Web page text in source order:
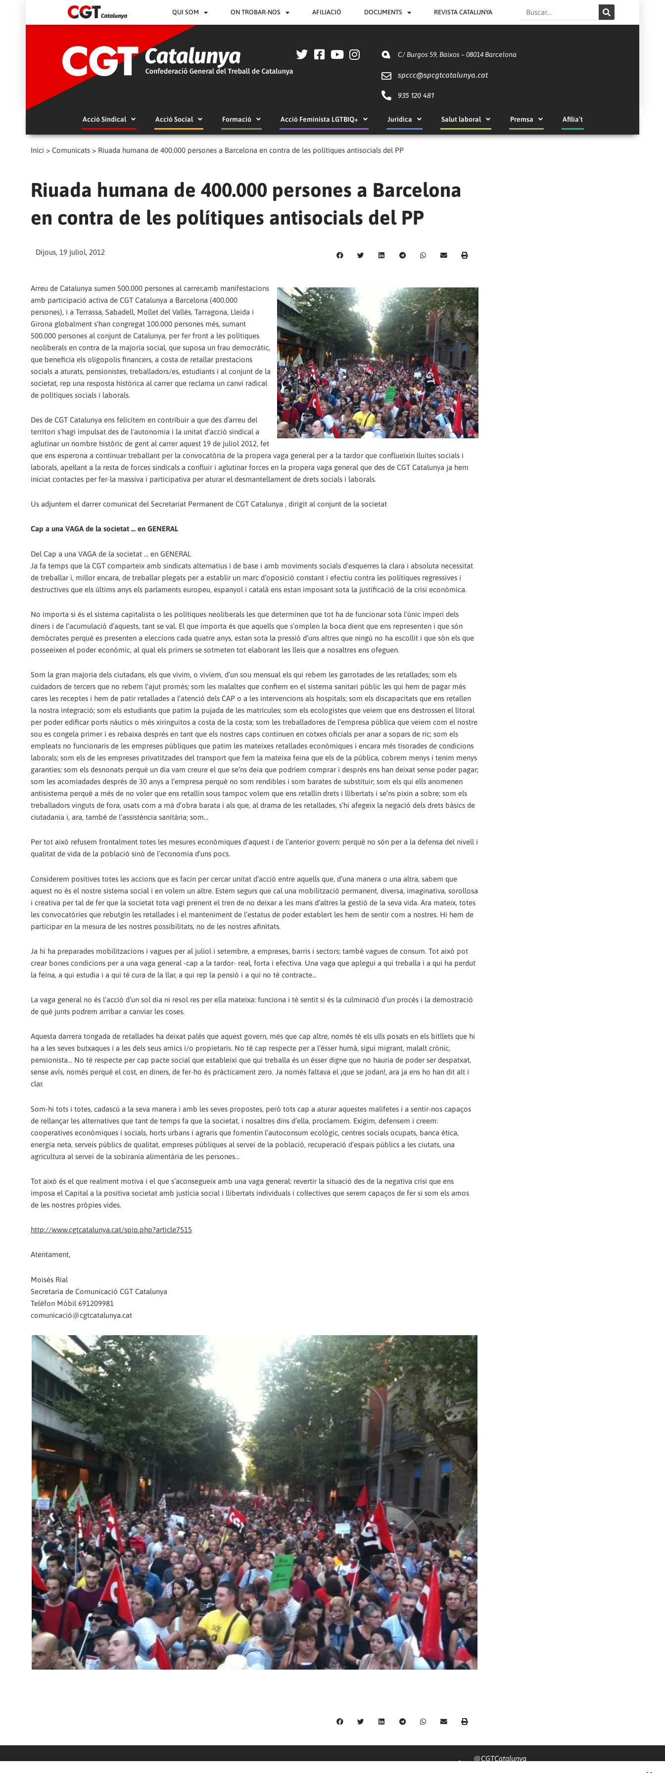
QUI SOM ON TROBAR-NOS AFILIACIÓ DOCUMENTS REVISTA CATALUNYA Search
C/ Burgos 59, Baixos – 08014 Barcelona
spccc@spcgtcatalunya.cat
935 120 481
Acció Sindical Acció Social Formació Acció Feminista LGTBIQ+ Jurídica Salut laboral Premsa Afilia’t
Inici > Comunicats > Riuada humana de 400.000 persones a Barcelona en contra de les polítiques antisocials del PP
Riuada humana de 400.000 persones a Barcelona
en contra de les polítiques antisocials del PP
Dijous, 19 juliol, 2012
Arreu de Catalunya sumen 500.000 persones al carrer,amb manifestacions
amb participació activa de CGT Catalunya a Barcelona (400.000
persones), i a Terrassa, Sabadell, Mollet del Vallès, Tarragona, Lleida i
Girona globalment s'han congregat 100.000 persones més, sumant
500.000 persones al conjunt de Catalunya, per fer front a les polítiques
neoliberals en contra de la majoria social, que suposa un frau democràtic,
que beneficia els oligopolis financers, a costa de retallar prestacions
socials a aturats, pensionistes, treballadors/es, estudiants i al conjunt de la
societat, rep una resposta històrica al carrer que reclama un canvi radical
de polítiques socials i laborals.
Des de CGT Catalunya ens felicitem en contribuir a que des d´arreu del
territori s'hagi impulsat des de l'autonomia i la unitat d'acció sindical a
aglutinar un nombre històric de gent al carrer aquest 19 de juliol 2012, fet
que ens esperona a continuar treballant per la convocatòria de la propera vaga general per a la tardor que conflueixin lluites socials i
laborals, apel·lant a la resta de forces sindicals a confluir i aglutinar forces en la propera vaga general que des de CGT Catalunya ja hem
iniciat contactes per fer-la massiva i participativa per aturar el desmantellament de drets socials i laborals.
Us adjuntem el darrer comunicat del Secretariat Permanent de CGT Catalunya , dirigit al conjunt de la societat
Cap a una VAGA de la societat ... en GENERAL
Del Cap a una VAGA de la societat ... en GENERAL
Ja fa temps que la CGT comparteix amb sindicats alternatius i de base i amb moviments socials d’esquerres la clara i absoluta necessitat
de treballar i, millor encara, de treballar plegats per a establir un marc d’oposició constant i efectiu contra les polítiques regressives i
destructives que els últims anys els parlaments europeu, espanyol i català ens estan imposant sota la justificació de la crisi econòmica.
No importa si és el sistema capitalista o les polítiques neoliberals les que determinen que tot ha de funcionar sota l’únic imperi dels
diners i de l’acumulació d’aquests, tant se val. El que importa és que aquells que s’omplen la boca dient que ens representen i que són
demòcrates perquè es presenten a eleccions cada quatre anys, estan sota la pressió d’uns altres que ningú no ha escollit i que són els que
posseeixen el poder econòmic, al qual els primers se sotmeten tot elaborant les lleis que a nosaltres ens ofeguen.
Som la gran majoria dels ciutadans, els que vivim, o vivíem, d’un sou mensual els qui rebem les garrotades de les retallades; som els
cuidadors de tercers que no rebem l’ajut promès; som les malaltes que confiem en el sistema sanitari públic les qui hem de pagar més
cares les receptes i hem de patir retallades a l’atenció dels CAP o a les intervencions als hospitals; som els discapacitats que ens retallen
la nostra integració; som els estudiants que patim la pujada de les matrícules; som els ecologistes que veiem que ens destrossen el litoral
per poder edificar ports nàutics o més xiringuitos a costa de la costa; som les treballadores de l’empresa pública que veiem com el nostre
sou es congela primer i es rebaixa després en tant que els nostres caps continuen en cotxes oficials per anar a sopars de ric; som els
empleats no funcionaris de les empreses públiques que patim les mateixes retallades econòmiques i encara més tisorades de condicions
laborals; som els de les empreses privatitzades del transport que fem la mateixa feina que els de la pública, cobrem menys i tenim menys
garanties; som els desnonats perquè un dia vam creure el que se’ns deia que podríem comprar i després ens han deixat sense poder pagar;
som les acomiadades després de 30 anys a l’empresa perquè no som rendibles i som barates de substituir; som els qui ells anomenen
antisistema perquè a més de no voler que ens retallin sous tampoc volem que ens retallin drets i llibertats i se’ns pixin a sobre; som els
treballadors vinguts de fora, usats com a mà d’obra barata i als que, al drama de les retallades, s’hi afegeix la negació dels drets bàsics de
ciutadania i, ara, també de l’assistència sanitària; som...
Per tot això refusem frontalment totes les mesures econòmiques d’aquest i de l’anterior govern: perquè no són per a la defensa del nivell i
qualitat de vida de la població sinó de l’economia d’uns pocs.
Considerem positives totes les accions que es facin per cercar unitat d’acció entre aquells que, d’una manera o una altra, sabem que
aquest no és el nostre sistema social i en volem un altre. Estem segurs que cal una mobilització permanent, diversa, imaginativa, sorollosa
i creativa per tal de fer que la societat tota vagi prenent el tren de no deixar a les mans d’altres la gestió de la seva vida. Ara mateix, totes
les convocatòries que rebutgin les retallades i el manteniment de l’estatus de poder establert les hem de sentir com a nostres. Hi hem de
participar en la mesura de les nostres possibilitats, no de les nostres afinitats.
Ja hi ha preparades mobilitzacions i vagues per al juliol i setembre, a empreses, barris i sectors; també vagues de consum. Tot això pot
crear bones condicions per a una vaga general -cap a la tardor- real, forta i efectiva. Una vaga que aplegui a qui treballa i a qui ha perdut
la feina, a qui estudia i a qui té cura de la llar, a qui rep la pensió i a qui no té contracte...
La vaga general no és l’acció d’un sol dia ni resol res per ella mateixa: funciona i té sentit si és la culminació d’un procés i la demostració
de què junts podrem arribar a canviar les coses.
Aquesta darrera tongada de retallades ha deixat palès que aquest govern, més que cap altre, només té els ulls posats en els bitllets que hi
ha a les seves butxaques i a les dels seus amics i/o propietaris. No té cap respecte per a l’ésser humà, sigui migrant, malalt crònic,
pensionista... No té respecte per cap pacte social que estableixi que qui treballa és un ésser digne que no hauria de poder ser despatxat,
sense avís, només perquè el cost, en diners, de fer-ho és pràcticament zero. Ja només faltava el ¡que se jodan!, ara ja ens ho han dit alt i
clar.
Som-hi tots i totes, cadascú a la seva manera i amb les seves propostes, però tots cap a aturar aquestes malifetes i a sentir-nos capaços
de rellançar les alternatives que tant de temps fa que la societat, i nosaltres dins d’ella, proclamem. Exigim, defensem i creem:
cooperatives econòmiques i socials, horts urbans i agraris que fomentin l’autoconsum ecològic, centres socials ocupats, banca ètica,
energia neta, serveis públics de qualitat, empreses públiques al servei de la població, recuperació d’espais públics a les ciutats, una
agricultura al servei de la sobirania alimentària de les persones...
Tot això és el que realment motiva i el que s’aconsegueix amb una vaga general: revertir la situació des de la negativa crisi que ens
imposa el Capital a la positiva societat amb justícia social i llibertats individuals i col·lectives que serem capaços de fer si som els amos
de les nostres pròpies vides.
http://www.cgtcatalunya.cat/spip.php?article7515
Atentament,
Moisès Rial
Secretaria de Comunicació CGT Catalunya
Telèfon Mòbil 691209981
comunicació@cgtcatalunya.cat
@CGTCatalunya